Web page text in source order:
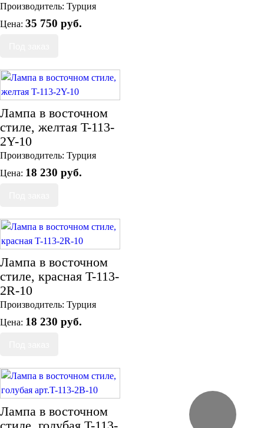
Производитель: Турция
Цена: 35 750 руб.
Лампа в восточном
стиле, желтая T-113-
2Y-10
Производитель: Турция
Цена: 18 230 руб.
Лампа в восточном
стиле, красная T-113-
2R-10
Производитель: Турция
Цена: 18 230 руб.
Лампа в восточном